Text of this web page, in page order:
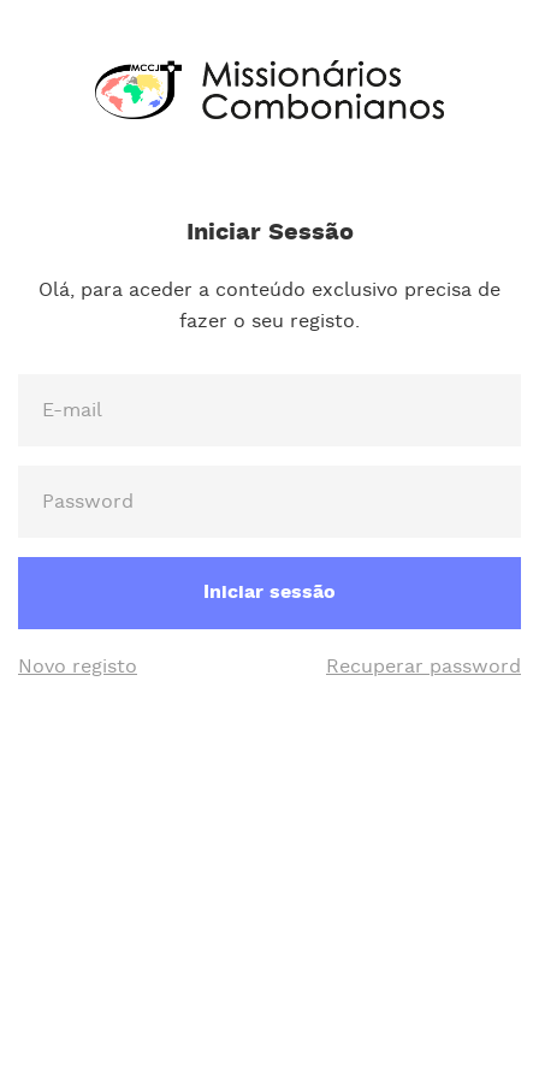
Iniciar Sessão
Olá, para aceder a conteúdo exclusivo precisa de
fazer o seu registo.
Iniciar sessão
Novo registo Recuperar password